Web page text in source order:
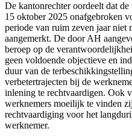
De kantonrechter oordeelt dat
15 oktober 2025 onafgebroken
periode van ruim zeven jaar niet
aangemerkt. De door AH
beroep op de
geen voldoende objectieve en
duur van de
verbetertrajecten bij de
inlening te rechtvaardigen. Ook
werknemers moeilijk te vinden
rechtvaardiging voor het
werknemer.